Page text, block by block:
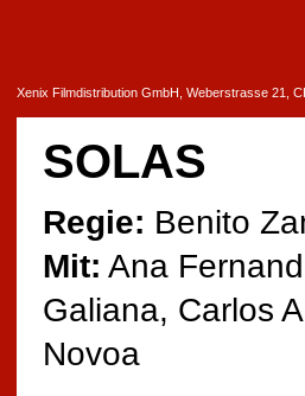
Xenix Filmdistribution GmbH, Weberstrasse 21,
SOLAS
Regie: Benito
Mit: Ana
Galiana, Carlos
Novoa